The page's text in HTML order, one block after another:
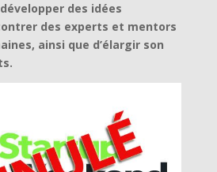
des idées
des experts et mentors
ainsi que d’élargir son